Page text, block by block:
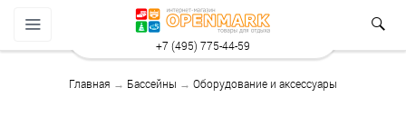
+7 (495) 775-44-59
Главная → Бассейны → Оборудование и аксессуары